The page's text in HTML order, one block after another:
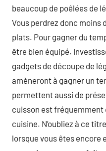
beaucoup de poêlées de
Vous perdrez donc moins
plats. Pour gagner du
être bien équipé.
gadgets de découpe de
amèneront à gagner un
permettent aussi de
cuisson est fréquemment
cuisine. N’oubliez à ce
lorsque vous êtes encore